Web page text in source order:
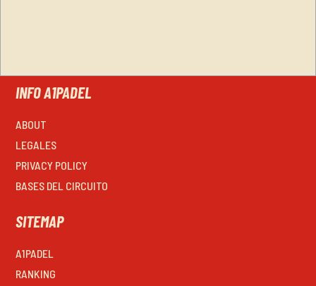
INFO A1PADEL
ABOUT
LEGALES
PRIVACY POLICY
BASES DEL CIRCUITO
SITEMAP
A1PADEL
RANKING